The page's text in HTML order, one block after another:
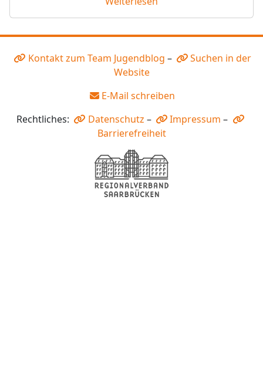
Kontakt zum Team Jugendblog –
Suchen in der
Website
E-Mail schreiben
Rechtliches:
Datenschutz – Impressum –
Barrierefreiheit